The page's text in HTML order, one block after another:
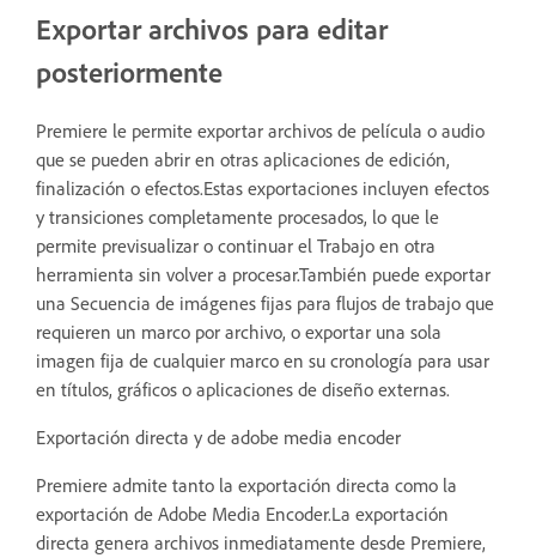
Exportar archivos para editar
posteriormente
Premiere le permite exportar archivos de película o audio
que se pueden abrir en otras aplicaciones de edición,
finalización o efectos.Estas exportaciones incluyen efectos
y transiciones completamente procesados, lo que le
permite previsualizar o continuar el Trabajo en otra
herramienta sin volver a procesar.También puede exportar
una Secuencia de imágenes fijas para flujos de trabajo que
requieren un marco por archivo, o exportar una sola
imagen fija de cualquier marco en su cronología para usar
en títulos, gráficos o aplicaciones de diseño externas.
Exportación directa y de adobe media encoder
Premiere admite tanto la exportación directa como la
exportación de Adobe Media Encoder.La exportación
directa genera archivos inmediatamente desde Premiere,